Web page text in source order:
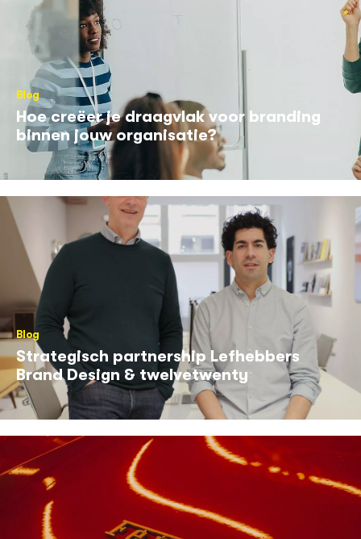
Blog
Hoe creëer je draagvlak voor branding
binnen jouw organisatie?
Blog
Strategisch partnership Lefhebbers
Brand Design & twelvetwenty